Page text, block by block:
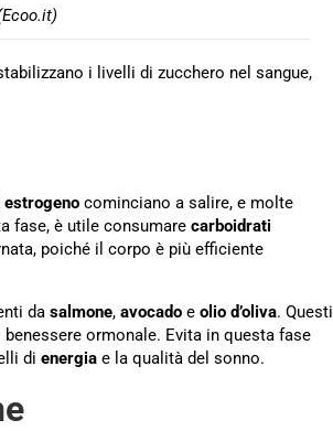
i livelli di zucchero nel sangue,
estrogeno cominciano a salire, e molte
fase, è utile consumare carboidrati
poiché il corpo è più efficiente
da salmone, avocado e olio d’oliva. Questi
ormonale. Evita in questa fase
di energia e la qualità del sonno.